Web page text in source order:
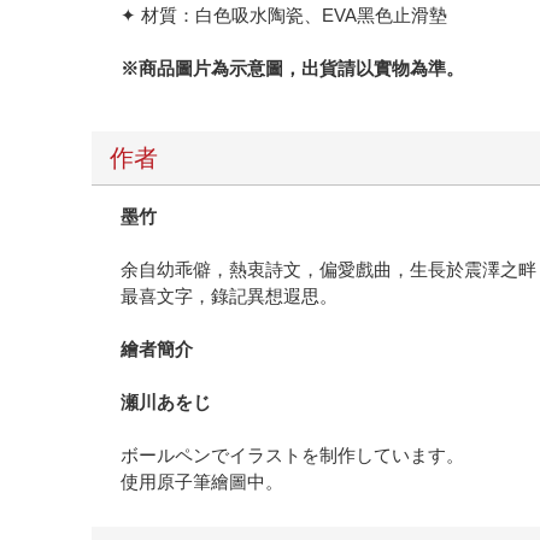
✦ 材質：白色吸水陶瓷、EVA黑色止滑墊
※商品圖片為示意圖，出貨請以實物為準。
作者
墨竹
余自幼乖僻，熱衷詩文，偏愛戲曲，生長於震澤之畔
最喜文字，錄記異想遐思。
繪者簡介
瀬川あをじ
ボールペンでイラストを制作しています。
使用原子筆繪圖中。